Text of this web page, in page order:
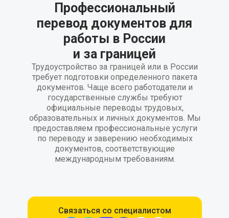
Профессиональный
перевод документов для
работы в России
и за границей
Трудоустройство за границей или в России
требует подготовки определенного пакета
документов. Чаще всего работодатели и
государственные службы требуют
официальные переводы трудовых,
образовательных и личных документов. Мы
предоставляем профессиональные услуги
по переводу и заверению необходимых
документов, соответствующие
международным требованиям.
Связаться со специалистом